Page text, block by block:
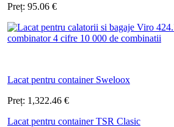
Preț: 95.06 €
Lacat pentru container Sweloox
Preț: 1,322.46 €
Lacat pentru container TSR Clasic